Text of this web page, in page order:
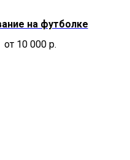
на футболке
от 10 000 р.